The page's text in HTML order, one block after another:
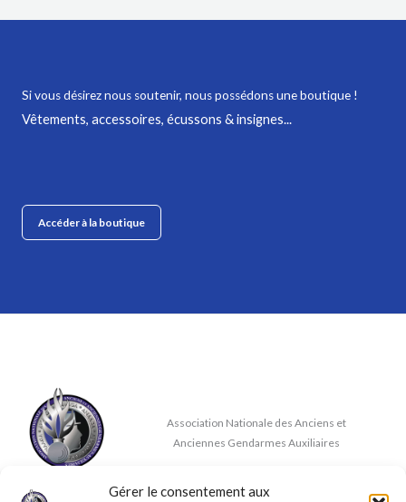
Gérer le consentement aux
Si vous désirez nous soutenir, nous possédons une boutique !
Vêtements, accessoires, écussons & insignes...
Accéder à la boutique
Association Nationale des Anciens et
Anciennes Gendarmes Auxiliaires
Nous contacter